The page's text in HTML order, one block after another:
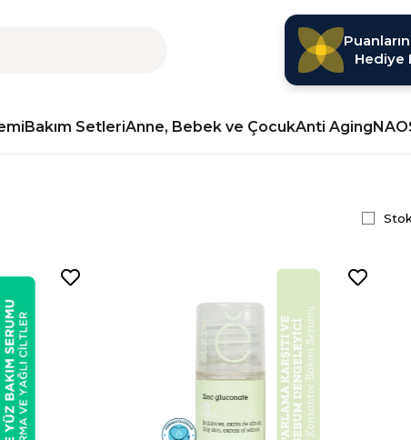
Hediye
Bakım SetleriAnne, Bebek ve ÇocukAnti Aging